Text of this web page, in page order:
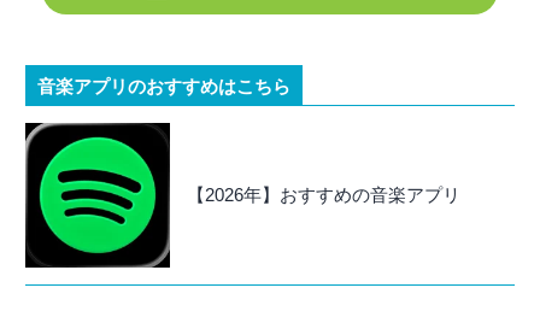
音楽アプリのおすすめはこちら
【2026年】おすすめの音楽アプリ